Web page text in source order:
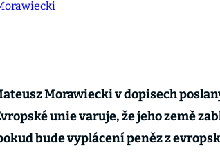
Morawiecki v dopisech
unie varuje, že jeho země
bude vyplácení peněz z